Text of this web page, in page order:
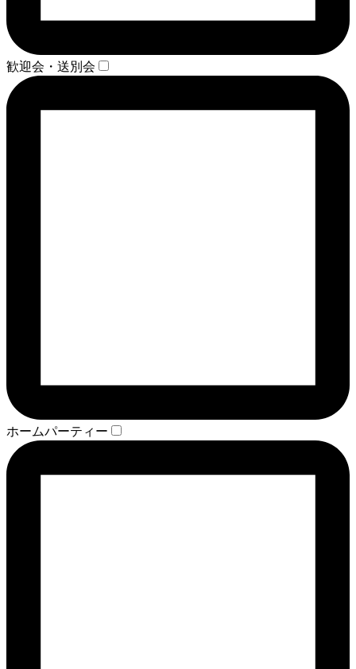
歓迎会・送別会
ホームパーティー